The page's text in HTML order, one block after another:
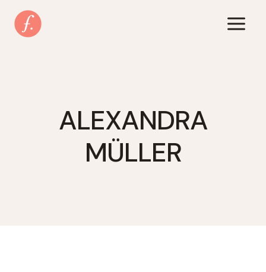
Inhalt
springen
ALEXANDRA
MÜLLER